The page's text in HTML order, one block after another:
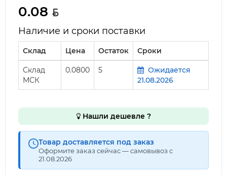
0.08
Наличие и сроки поставки
Склад Цена Остаток Сроки
Склад
МСК
0.0800 5
Ожидается
21.08.2026
Нашли дешевле ?
Товар доставляется под заказ
Оформите заказ сейчас — самовывоз с
21.08.2026